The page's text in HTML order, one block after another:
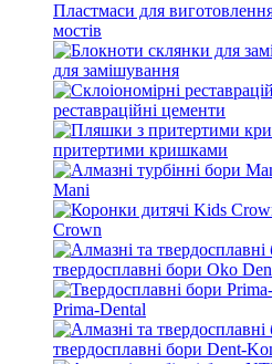
Пластмаси для
мостів
для замішування
реставраційні цементи
притертими кришками
Mani
Crown
твердосплавні бори Oko
Prima-Dental
твердосплавні бори Dent-